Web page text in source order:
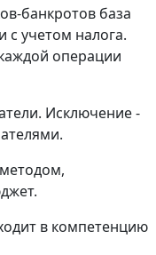
банкротов база
с учетом налога.
операции
Исключение -
в компетенцию